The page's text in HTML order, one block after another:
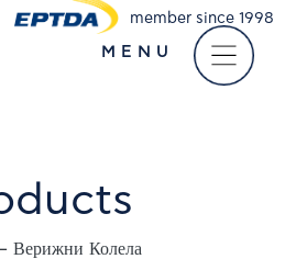
MENU
member since 1998
Верижни Колела